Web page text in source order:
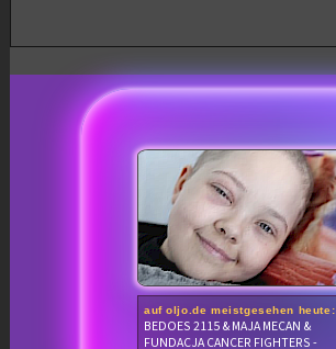
auf oljo.de meistgesehen heute:
BEDOES 2115 & MAJA MECAN &
FUNDACJA CANCER FIGHTERS -